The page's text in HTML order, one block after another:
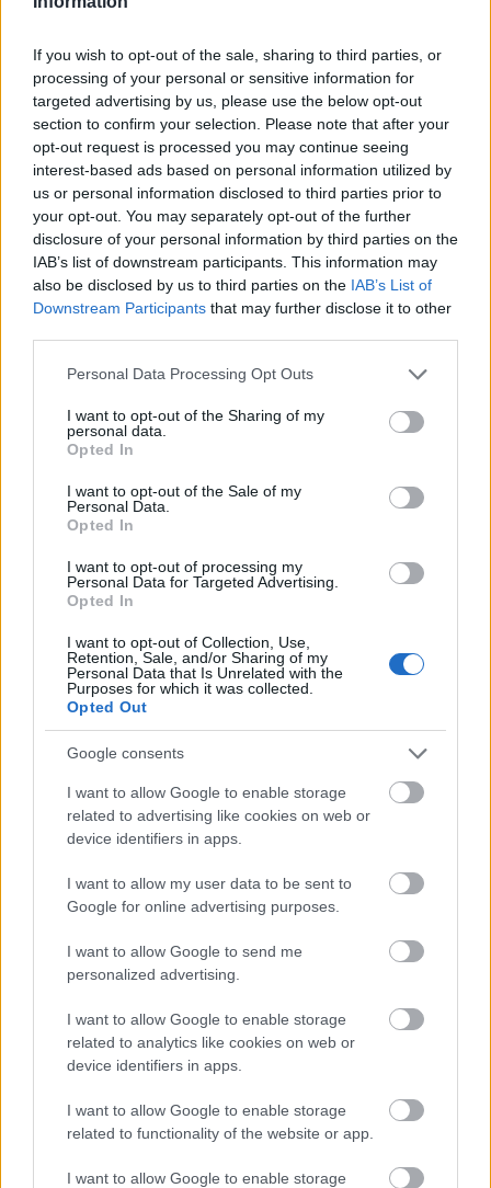
If you wish to opt-out of the sale, sharing to third parties, or
processing of your personal or sensitive information for
targeted advertising by us, please use the below opt-out
section to confirm your selection. Please note that after your
opt-out request is processed you may continue seeing
interest-based ads based on personal information utilized by
us or personal information disclosed to third parties prior to
your opt-out. You may separately opt-out of the further
disclosure of your personal information by third parties on the
IAB’s list of downstream participants. This information may
also be disclosed by us to third parties on the IAB’s List of
Downstream Participants that may further disclose it to other
Please note that this website/app uses one or more Google
not limited to your visit or usage behaviour. You may click to
grant or deny consent to Google and its third-party tags to
use your data for below specified purposes in below Google
consent section.
Personal Data Processing Opt Outs
I want to opt-out of the Sharing of my
personal data.
Opted In
I want to opt-out of the Sale of my
Personal Data.
Opted In
I want to opt-out of processing my
Personal Data for Targeted Advertising.
Opted In
I want to opt-out of Collection, Use,
Retention, Sale, and/or Sharing of my
Personal Data that Is Unrelated with the
Purposes for which it was collected.
Opted Out
Google consents
I want to allow Google to enable storage
related to advertising like cookies on web or
device identifiers in apps.
I want to allow my user data to be sent to
Google for online advertising purposes.
I want to allow Google to send me
personalized advertising.
I want to allow Google to enable storage
related to analytics like cookies on web or
device identifiers in apps.
I want to allow Google to enable storage
related to functionality of the website or app.
I want to allow Google to enable storage